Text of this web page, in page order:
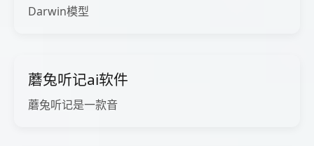
Darwin模型
蘑兔听记ai软件
蘑兔听记是一款音